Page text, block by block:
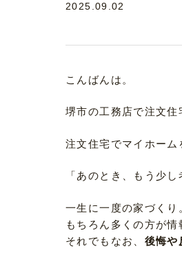
2025.09.02
こんばんは。
堺市の工務店で注文住
注文住宅でマイホーム
「あのとき、もう少
一生に一度の家づくり
もちろん多くの方が
それでもなお、 後悔や